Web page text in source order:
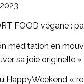
FOOD végane :
méditation en
sa joie originelle »
HappyWeekend «